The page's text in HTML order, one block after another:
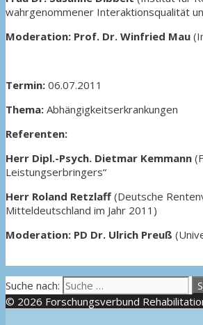
wahrgenommener Interaktionsqualität
Moderation: Prof. Dr. Winfried Mau
Termin: 06.07.2011
Thema: Abhängigkeitserkrankungen
Referenten:
Herr Dipl.-Psych. Dietmar Kemmann
Leistungserbringers“
Herr Roland Retzlaff (Deutsche
Mitteldeutschland im Jahr 2011)
Moderation: PD Dr. Ulrich Preuß
Suche nach:
© 2026 Forschungsverbund